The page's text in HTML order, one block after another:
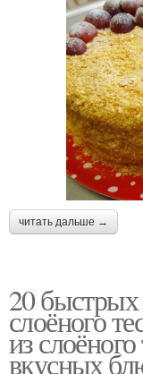
читать дальше →
20
слоёного
из
вкусных